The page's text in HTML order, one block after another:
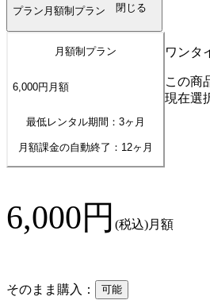
プラン 月額制プラン 閉じる
月額制プラン
6,000円 月額
最低レンタル期間：3ヶ月
月額課金の自動終了： 12ヶ月
ワンタ
この商
現在選
6,000円 (税込)月額
そのまま購入： 可能